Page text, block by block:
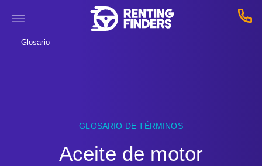
Glosario
GLOSARIO DE TÉRMINOS
Aceite de motor